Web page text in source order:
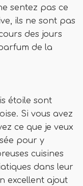
sentez pas ce
ils ne sont pas
des jours
de la
étoile sont
Si vous avez
ce que je veux
pour y
cuisines
dans leur
excellent ajout